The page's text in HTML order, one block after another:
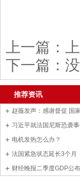
上一篇：
下一篇：
推荐资讯
赵薇发声：感谢督促 国
习近平就法国尼斯恐袭
电机发热怎么办？
法国紧急状态延长3个月
财经晚报二季度GDP公